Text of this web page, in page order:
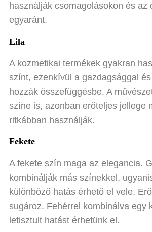
használják csomagolásokon és az
egyaránt.
Lila
A kozmetikai termékek gyakran
színt, ezenkívül a gazdagsággal
hozzák összefüggésbe. A
színe is, azonban erőteljes jellege
ritkábban használják.
Fekete
A fekete szín maga az elegancia.
kombinálják más színekkel,
különböző hatás érhető el vele.
sugároz. Fehérrel kombinálva egy
letisztult hatást érhetünk el.